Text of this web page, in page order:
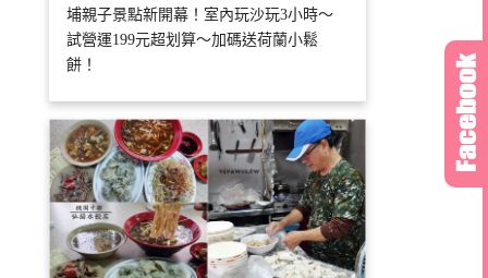
埔親子景點新開幕！室內玩沙玩3小時～
試營運199元超划算～加碼送荷蘭小鬆
餅！